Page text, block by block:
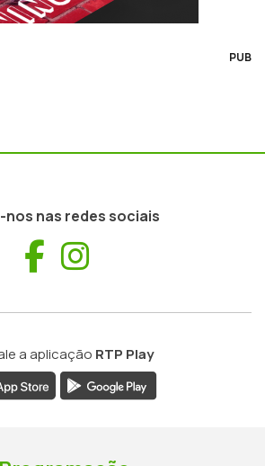
PUB
nos nas redes sociais
Facebook
a aplicação RTP Play